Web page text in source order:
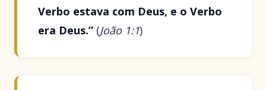
Verbo estava com Deus, e o Verbo
era Deus.” (João 1:1)